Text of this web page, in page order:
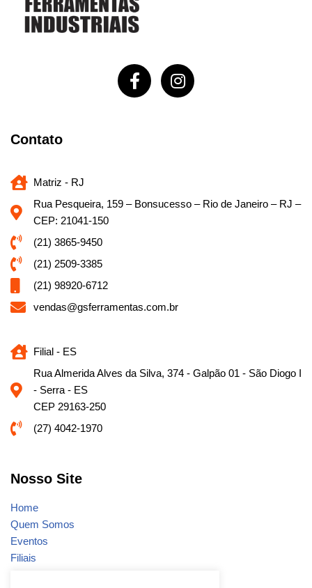
Contato
Matriz - RJ
Rua Pesqueira, 159 – Bonsucesso – Rio de Janeiro – RJ –
CEP: 21041-150
(21) 3865-9450
(21) 2509-3385
(21) 98920-6712
vendas@gsferramentas.com.br
Filial - ES
Rua Almerida Alves da Silva, 374 - Galpão 01 - São Diogo I
- Serra - ES
CEP 29163-250
(27) 4042-1970
Nosso Site
Home
Quem Somos
Eventos
Filiais